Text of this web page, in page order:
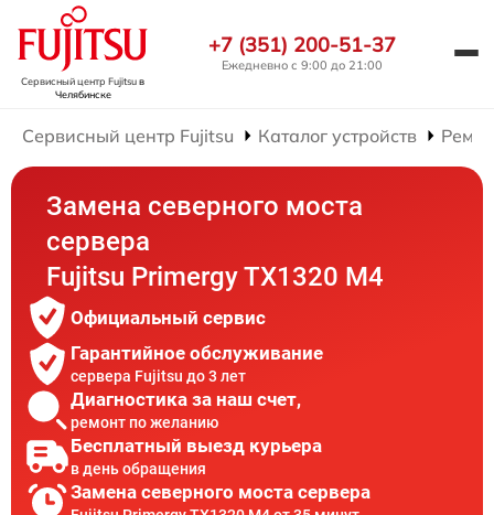
Сервисный центр Fujitsuв
Челябинске
+7 (351) 200-51-37
Ежедневно с 9:00 до 21:00
Сервисный центр Fujitsu Каталог устройств
Замена северного моста
сервера
Fujitsu Primergy TX1320 M4
Официальный сервис
Гарантийное обслуживание
сервера Fujitsu до 3 лет
Диагностика за наш счет,
ремонт по желанию
Бесплатный выезд курьера
в день обращения
Замена северного моста сервера